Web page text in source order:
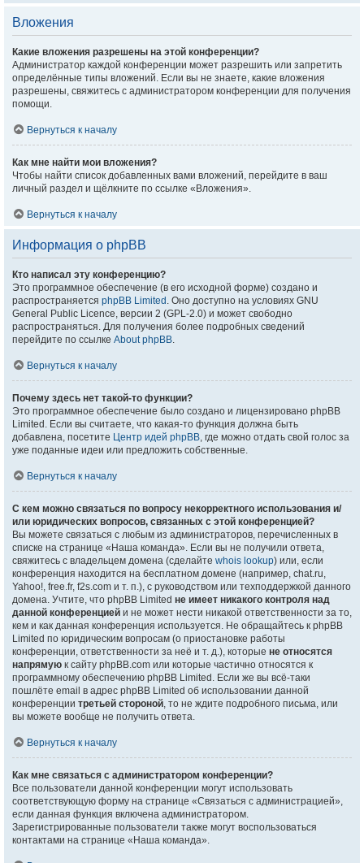
Вложения
Какие вложения разрешены на этой конференции?
Администратор каждой конференции может разрешить или запретить
определённые типы вложений. Если вы не знаете, какие вложения
разрешены, свяжитесь с администратором конференции для получения
помощи.
Вернуться к началу
Как мне найти мои вложения?
Чтобы найти список добавленных вами вложений, перейдите в ваш
личный раздел и щёлкните по ссылке «Вложения».
Вернуться к началу
Информация о phpBB
Кто написал эту конференцию?
Это программное обеспечение (в его исходной форме) создано и
распространяется phpBB Limited . Оно доступно на условиях GNU
General Public Licence, версии 2 (GPL-2.0) и может свободно
распространяться. Для получения более подробных сведений
перейдите по ссылке About phpBB.
Вернуться к началу
Почему здесь нет такой-то функции?
Это программное обеспечение было создано и лицензировано phpBB
Limited. Если вы считаете, что какая-то функция должна быть
добавлена, посетите Центр идей phpBB, где можно отдать свой голос за
уже поданные идеи или предложить собственные.
Вернуться к началу
С кем можно связаться по вопросу некорректного использования и/
или юридических вопросов, связанных с этой конференцией?
Вы можете связаться с любым из администраторов, перечисленных в
списке на странице «Наша команда». Если вы не получили ответа,
свяжитесь с владельцем домена (сделайте whois lookup) или, если
конференция находится на бесплатном домене (например, chat.ru,
Yahoo!, free.fr, f2s.com и т. п.), с руководством или техподдержкой данного
домена. Учтите, что phpBB Limited не имеет никакого контроля над
данной конференцией и не может нести никакой ответственности за то,
кем и как данная конференция используется. Не обращайтесь к phpBB
Limited по юридическим вопросам (о приостановке работы
конференции, ответственности за неё и т. д.), которые не относятся
напрямую к сайту phpBB.com или которые частично относятся к
программному обеспечению phpBB Limited. Если же вы всё-таки
пошлёте email в адрес phpBB Limited об использовании данной
конференции третьей стороной, то не ждите подробного письма, или
вы можете вообще не получить ответа.
Вернуться к началу
Как мне связаться с администратором конференции?
Все пользователи данной конференции могут использовать
соответствующую форму на странице «Связаться с администрацией»,
если данная функция включена администратором.
Зарегистрированные пользователи также могут воспользоваться
контактами на странице «Наша команда».